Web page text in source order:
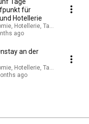
für
Hotellerie
Hotellerie, Take-away und
ago
an der
Hotellerie, Take-away und
ago